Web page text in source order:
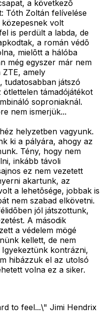
a következõ
Tóth Zoltán felívelése
közepesnek volt
is perdült a labda, de
a román védõ
mielõtt a hálóba
még egyszer már nem
amely
tudatosabban játszó
támadójátékot
soproniaknál.
nem ismerjük...
helyzetben vagyunk.
ki a pályára, ahogy az
Tény, hogy nem
inkább távoli
ez nem vezetett
akartunk, az
a lehetõsége, jobbak is
nem szabad elkövetni.
jól játszottunk,
A második
a védelem mögé
kellett, de nem
kontrázni,
hibázzuk el az utolsó
volna ez a siker.
to feel...\" Jimi Hendrix